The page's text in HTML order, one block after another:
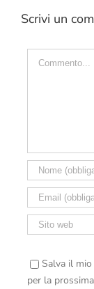
Scrivi un
Commento
Salva il
per la